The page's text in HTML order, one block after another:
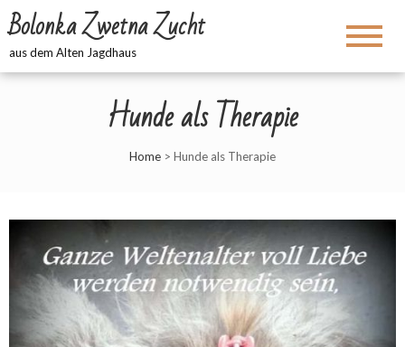
Bolonka Zwetna Zucht
aus dem Alten Jagdhaus
Hunde als Therapie
Home > Hunde als Therapie